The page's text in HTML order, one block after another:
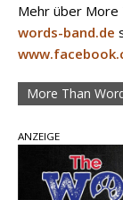
Mehr über
words-band.de
More Than
ANZEIGE